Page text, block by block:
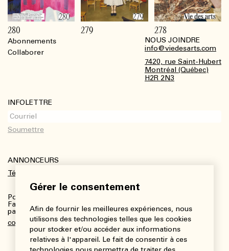
Gérer le consentement
Afin de fournir les meilleures expériences, nous
utilisons des technologies telles que les cookies
pour stocker et/ou accéder aux informations
relatives à l'appareil. Le fait de consentir à ces
Abonnements
Collaborer
NOUS JOINDRE
info@viedesarts.com
7420, rue Saint-Hubert
Montréal (Québec)
H2R 2N3
INFOLETTRE
ANNONCEURS
Télécharger le kit média
Pour plus de renseignements :
Fanny Charbonneau, Responsable des communications,
partenariats et publicités
communications@viedesarts.com
280 279 278